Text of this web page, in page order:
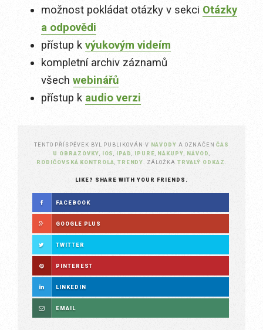
možnost pokládat otázky v sekci Otázky
a odpovědi
přístup k výukovým videím
kompletní archiv záznamů
všech webinářů
přístup k audio verzi
TENTO PŘÍSPĚVEK BYL PUBLIKOVÁN V NÁVODY A OZNAČENČAS
U OBRAZOVKY, IOS, IPAD, IPURE, NÁKUPY, NÁVOD,
RODIČOVSKÁ KONTROLA, TRENDY. ZÁLOŽKA TRVALÝ ODKAZ .
LIKE? SHARE WITH YOUR FRIENDS.
FACEBOOK
GOOGLE PLUS
TWITTER
PINTEREST
LINKEDIN
EMAIL